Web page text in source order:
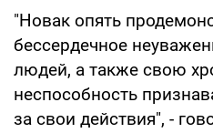
"Новак опять
бессердечное
людей, а также свою
неспособность
за свои действия", -